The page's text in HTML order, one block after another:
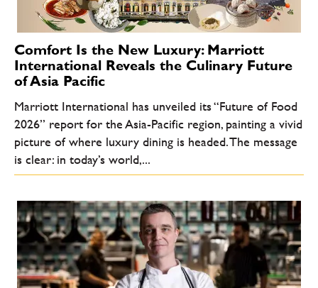
Comfort Is the New Luxury: Marriott
International Reveals the Culinary Future
of Asia Pacific
Marriott International has unveiled its “Future of Food
2026” report for the Asia-Pacific region, painting a vivid
picture of where luxury dining is headed. The message
is clear: in today’s world,...